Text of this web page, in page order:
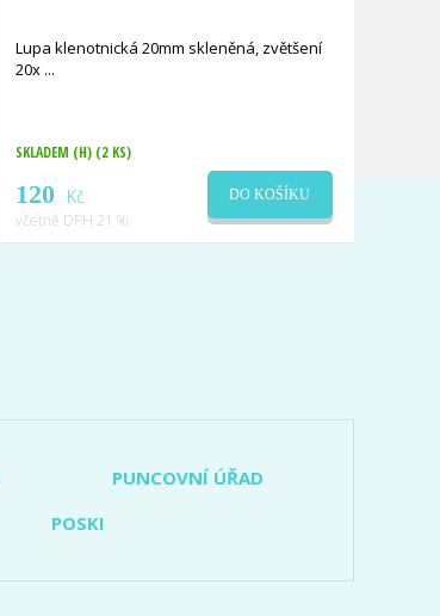
Lupa klenotnická 20mm skleněná, zvětšení
20x
SKLADEM (H) (2 KS)
120 Kč
včetně DPH 21 %
DO KOŠÍKU
PUNCOVNÍ ÚŘAD
POSKI